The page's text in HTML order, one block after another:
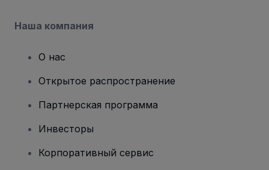
Наша компания
О нас
Открытое распространение
Партнерская программа
Инвесторы
Корпоративный сервис